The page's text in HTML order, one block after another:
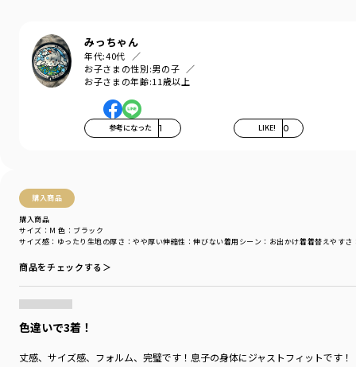
みっちゃん
年代:40代
お子さまの性別:男の子
お子さまの年齢:11歳以上
参考になった 1 LIKE! 0
購入商品
購入商品
サイズ感 ：ゆったり 生地の厚さ ：やや厚い伸縮性 ：伸びない着用シーン ：お出かけ着着替えやすさ
サイズ：M 色：ブラック
商品をチェックする＞
色違いで3着！
丈感、サイズ感、フォルム、完璧です！息子の身体にジャストフィットです！
ーンを中心に高い人気を博したブランド。2008年に日本
での販売を終了後は、並行輸入品や古着市場から注目を
浴びるブランドとなっています。
伸縮性：なし
透け感：なし
【展開サイズ】
S⇒130cm
M⇒140cm
L⇒150cm
※ジュニアサイズ対応
ブランド
シーズン
カテゴリ
／ボトムス >ショートパンツ・ハーフパンツ